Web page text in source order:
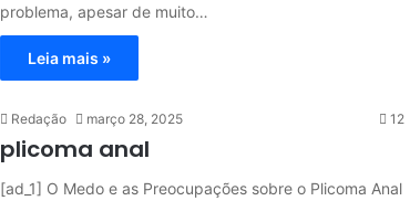
problema, apesar de muito…
Leia mais »
Redação março 28, 2025 12
plicoma anal
[ad_1] O Medo e as Preocupações sobre o Plicoma Anal